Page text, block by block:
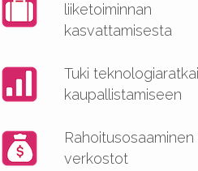
liiketoiminnan
kasvattamisesta
Tuki
kaupallistamiseen
Rahoitusosaaminen
verkostot